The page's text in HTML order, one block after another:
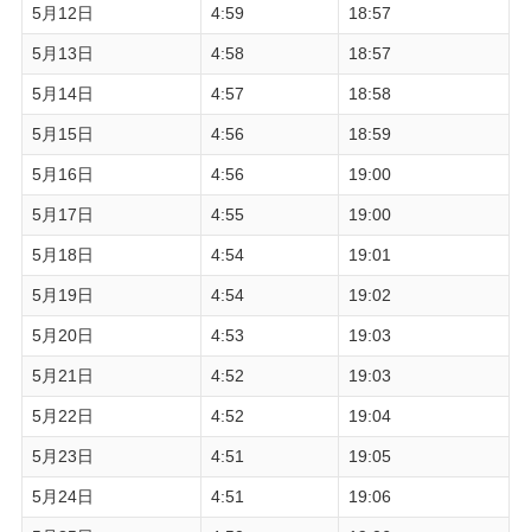
5月12日 4:59 18:57
5月13日 4:58 18:57
5月14日 4:57 18:58
5月15日 4:56 18:59
5月16日 4:56 19:00
5月17日 4:55 19:00
5月18日 4:54 19:01
5月19日 4:54 19:02
5月20日 4:53 19:03
5月21日 4:52 19:03
5月22日 4:52 19:04
5月23日 4:51 19:05
5月24日 4:51 19:06